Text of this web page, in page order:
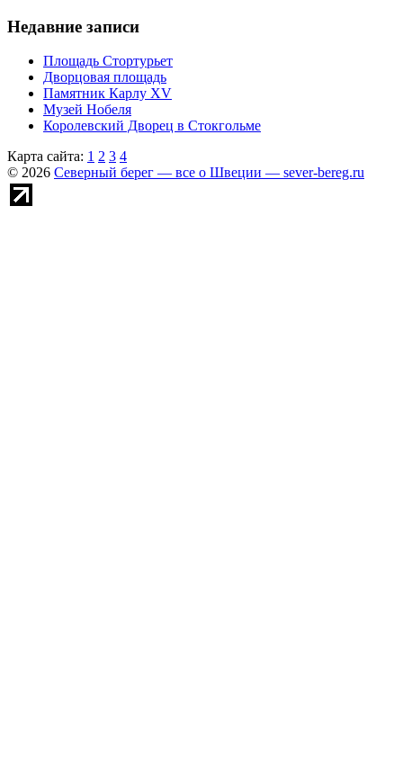
Недавние записи
Площадь Стортурьет
Дворцовая площадь
Памятник Карлу XV
Музей Нобеля
Королевский Дворец в Стокгольме
Карта сайта: 1 2 3 4
© 2026 Северный берег — все о Швеции — sever-bereg.ru